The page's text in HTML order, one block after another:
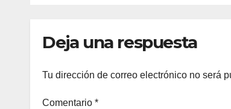
Deja una respuesta
Tu dirección de correo electrónico no será
Comentario *